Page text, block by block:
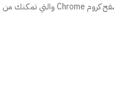
اضافة كروم WA Web Plus تستطيع اضافتها على متصفح كروم Chrome والتي تمكنك من